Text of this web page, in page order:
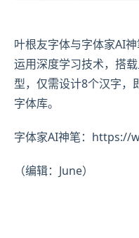
叶根友字体与字体家AI
运用深度学习技术，搭
型，仅需设计8个汉字，
字体库。
字体家AI神笔：https://
（编辑：June）